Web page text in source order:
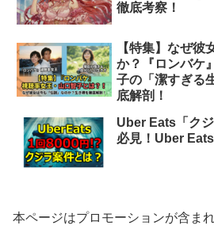
徹底考察！
【特集】なぜ彼
か？『ロンバケ
子の「潔すぎる
底解剖！
Uber Eats「ク
必見！Uber
本ページはプロモーションが含ま